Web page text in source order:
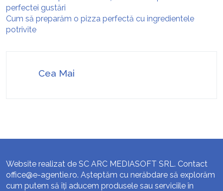
perfectei gustări
Cum să preparăm o pizza perfectă cu ingredientele
potrivite
Cea Mai
Website realizat de SC ARC MEDIASOFT SRL. Contact
office@e-agentie.ro. Așteptăm cu nerăbdare să explorăm
cum putem să îți aducem produsele sau serviciile în